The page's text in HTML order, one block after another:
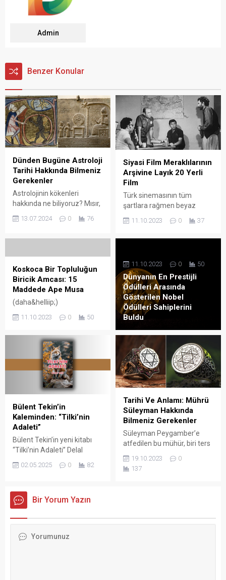
Admin
Benzer Konular
Dünden Bugüne Astroloji
Tarihi Hakkında Bilmeniz
Gerekenler
Astrolojinin kökenleri
hakkında ne biliyoruz? Mısır,
Babil, Hint ve Çin gibi kadim
uygarlıkların yaşamında
13.07.2024 0 76
Siyasi Film Meraklılarının
Arşivine Layık 20 Yerli
Film
Türk sinemasının tüm
şartlara rağmen beyaz
yapımların başında politik
kırılmalara neden olan
dönemleri konu edinen bu
filmler, bazen de siyasi
baskıların hayatlarını baştan
sona değiştirdiği insanları
mercek altına alıyor. Kendi
kadrosuna tüm detaylarıyla
çarpıcı...
11.10.2023 0 37
Koskoca Bir Topluluğun
Biricik Amcası: 15
Maddede Ape Musa
(daha&helliip;)
11.10.2023 0 50
Dünyanın En Prestijli
Ödülleri Arasında
Gösterilen Nobel
Ödülleri Sahiplerini
Buldu
11.10.2023 0 50
Bülent Tekin’in
Kaleminden: “Tilki’nin
Adaleti”
Bülent Tekin’in yeni kitabı
“Tilki’nin Adaleti” Delal
raflarda yerini aldı.
02.05.2025 0 82
Tarihi Ve Anlamı: Mührü
Süleyman Hakkında
Bilmeniz Gerekenler
Süleyman Peygamber’e
atfedilen bu mühür, biri ters
oluşan altı köşeli bir yıldızdır.
19.10.2023
0
137
Bir Yorum Yazın